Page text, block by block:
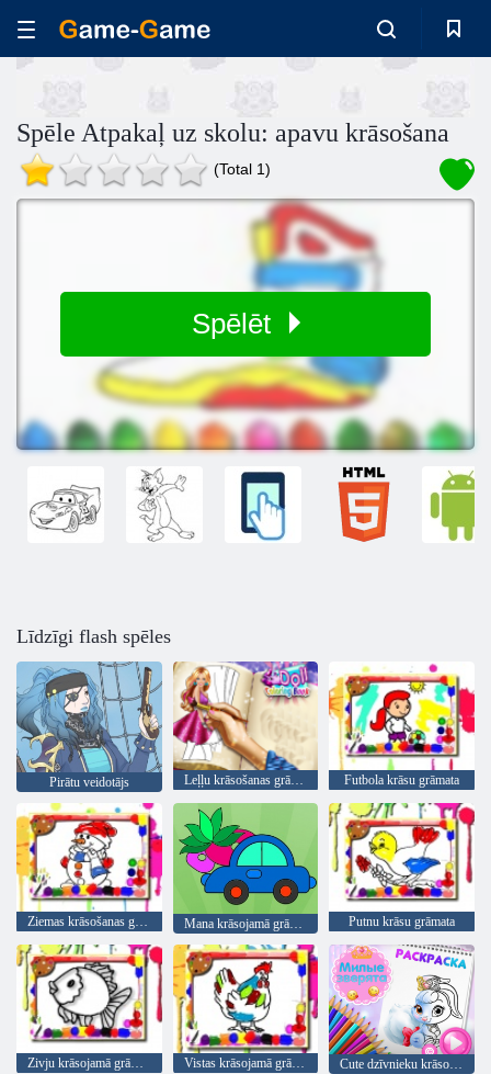
Spēle Atpakaļ uz skolu: apavu krāsošana
(Total 1)
Spēlēt
Līdzīgi flash spēles
Pirātu veidotājs Leļļu krāsošanas grāmata Futbola krāsu grāmata
Ziemas krāsošanas grāmata Mana krāsojamā grāmata Putnu krāsu grāmata
Zivju krāsojamā grāmata Vistas krāsojamā grāmata Cute dzīvnieku krāsojamā grāmata